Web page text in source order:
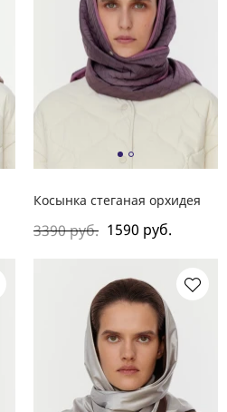
Косынка стеганая орхидея
3390 руб. 1590 руб.